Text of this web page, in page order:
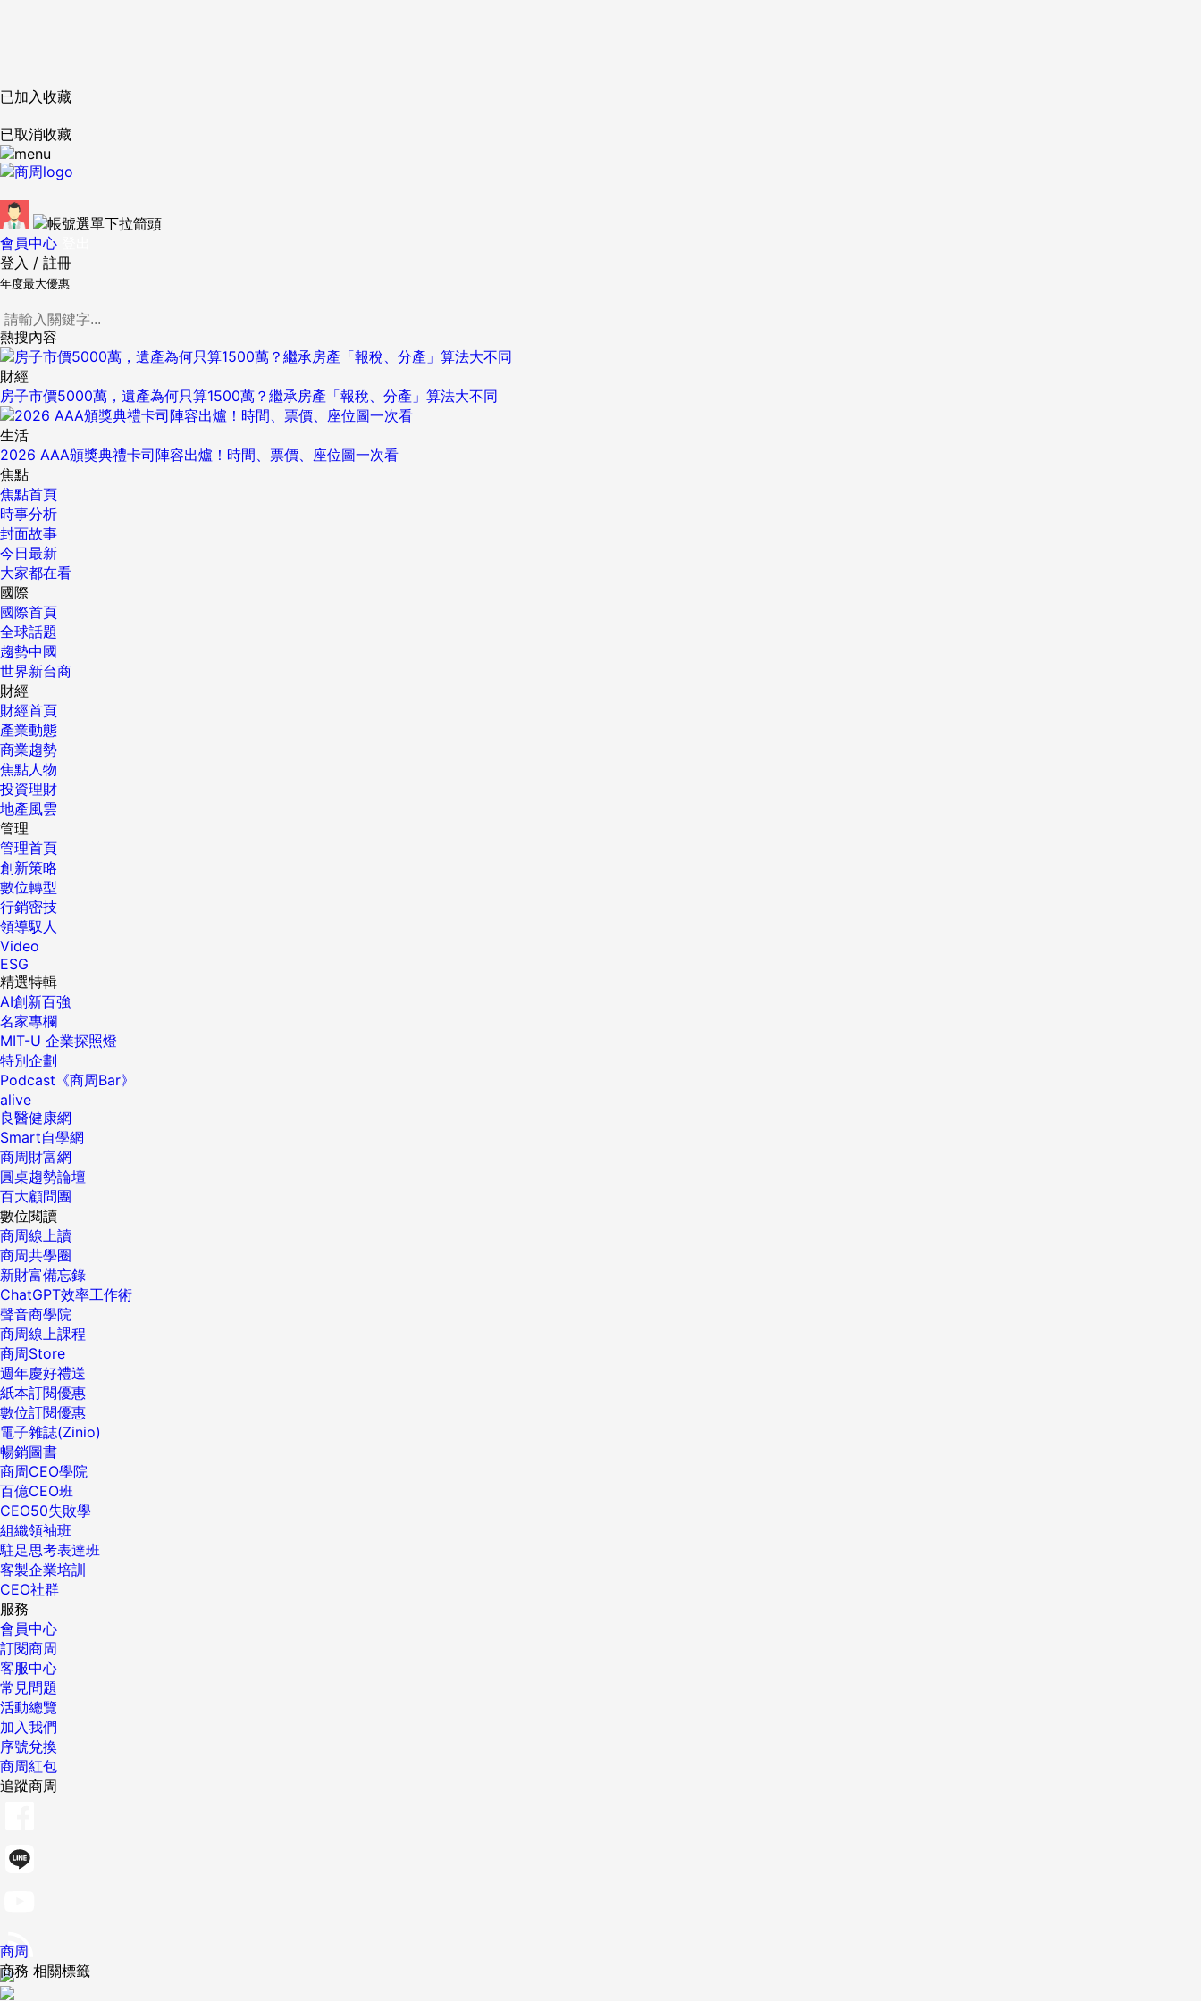
已加入收藏
已取消收藏
會員中心
登入 / 註冊
年度最大優惠
熱搜內容
財經
房子市價5000萬，遺產為何只算1500萬？繼承房產「報稅、分產」算法大不同
生活
2026 AAA頒獎典禮卡司陣容出爐！時間、票價、座位圖一次看
焦點
焦點首頁
時事分析
封面故事
今日最新
大家都在看
國際
國際首頁
全球話題
趨勢中國
世界新台商
財經
財經首頁
產業動態
商業趨勢
焦點人物
投資理財
地產風雲
管理
管理首頁
創新策略
數位轉型
行銷密技
領導馭人
Video
ESG
精選特輯
AI創新百強
名家專欄
MIT-U 企業探照燈
特別企劃
Podcast《商周Bar》
alive
良醫健康網
Smart自學網
商周財富網
圓桌趨勢論壇
百大顧問團
數位閱讀
商周線上讀
商周共學圈
新財富備忘錄
ChatGPT效率工作術
聲音商學院
商周線上課程
商周Store
週年慶好禮送
紙本訂閱優惠
數位訂閱優惠
電子雜誌(Zinio)
暢銷圖書
商周CEO學院
百億CEO班
CEO50失敗學
組織領袖班
駐足思考表達班
客製企業培訓
CEO社群
服務
會員中心
訂閱商周
客服中心
常見問題
活動總覽
加入我們
序號兌換
商周紅包
追蹤商周
商周
商務 相關標籤